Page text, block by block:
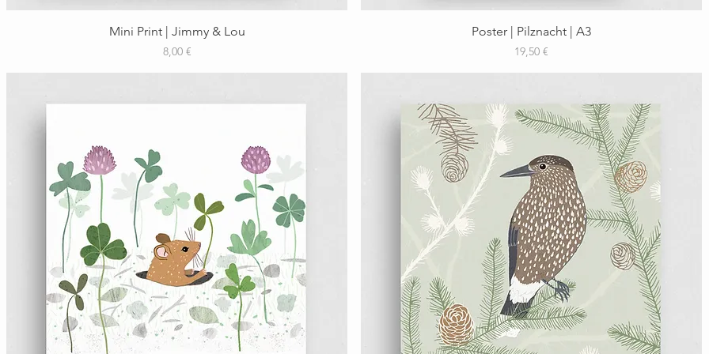
Schnellansicht
Mini Print | Jimmy & Lou
Preis
8,00 €
Schnellansicht
Poster | Pilznacht | A3
Preis
19,50 €